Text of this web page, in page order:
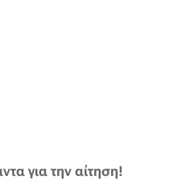
για την αίτηση!